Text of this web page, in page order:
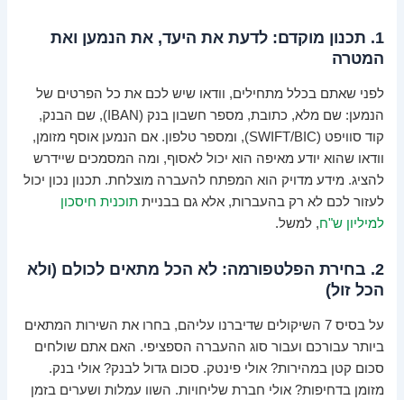
1. תכנון מוקדם: לדעת את היעד, את הנמען ואת
המטרה
לפני שאתם בכלל מתחילים, וודאו שיש לכם את כל הפרטים של
הנמען: שם מלא, כתובת, מספר חשבון בנק (IBAN), שם הבנק,
קוד סוויפט (SWIFT/BIC), ומספר טלפון. אם הנמען אוסף מזומן,
וודאו שהוא יודע מאיפה הוא יכול לאסוף, ומה המסמכים שיידרש
להציג. מידע מדויק הוא המפתח להעברה מוצלחת. תכנון נכון יכול
לעזור לכם לא רק בהעברות, אלא גם בבנייתתוכנית חיסכון
למיליון ש"ח, למשל.
2. בחירת הפלטפורמה: לא הכל מתאים לכולם (ולא
הכל זול)
על בסיס 7 השיקולים שדיברנו עליהם, בחרו את השירות המתאים
ביותר עבורכם ועבור סוג ההעברה הספציפי. האם אתם שולחים
סכום קטן במהירות? אולי פינטק. סכום גדול לבנק? אולי בנק.
מזומן בדחיפות? אולי חברת שליחויות. השוו עמלות ושערים בזמן